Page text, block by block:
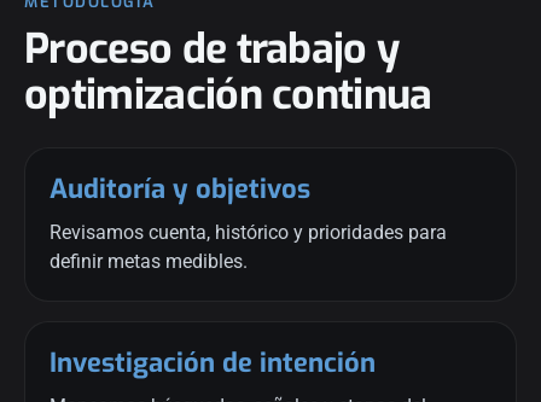
Proceso de trabajo y
optimización continua
Auditoría y objetivos
Revisamos cuenta, histórico y prioridades para
definir metas medibles.
Investigación de intención